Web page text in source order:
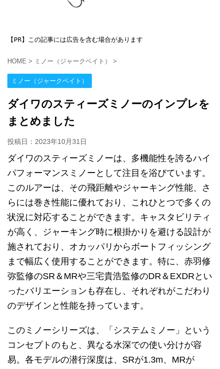
【PR】この記事には広告を含む場合があります
HOME > ミノー（ジャークベイト） >
ミノー（ジャークベイト）
ダイワのスティーズミノーのインプレを
まとめました
投稿日： 2023年10月31日
ダイワのスティーズミノーは、多機能性を誇るハイ
パフォーマンスミノーとして注目を浴びています。
このルアーは、その飛距離やジャーキング性能、さ
らには巻き性能に優れており、これひとつで多くの
状況に対応することができます。キャスタビリティ
が高く、ジャーキング時に根掛かりを避ける設計が
施されており、オカッパリからボートフィッシング
まで幅広く使用することができます。特に、赤羽修
弥監修のSR＆MRや三宅貴浩監修のDR＆EXDRとい
ったバリエーションも存在し、それぞれがこだわり
のデザインと性能を持っています。
このミノーシリーズは、「システムミノー」という
コンセプトのもと、異なる水深での使い分けが容
易。各モデルの潜行深度は、SRが1.3m、MRが